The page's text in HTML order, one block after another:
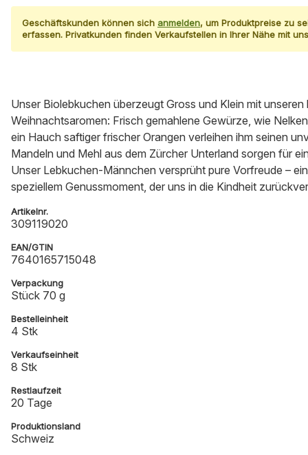
Geschäftskunden können sich anmelden, um Produktpreise zu
erfassen. Privatkunden finden Verkaufstellen in Ihrer Nähe mit
Unser Biolebkuchen überzeugt Gross und Klein mit unseren
Weihnachtsaromen: Frisch gemahlene Gewürze, wie
ein Hauch saftiger frischer Orangen verleihen ihm seinen
Mandeln und Mehl aus dem Zürcher Unterland sorgen für
Unser Lebkuchen-Männchen versprüht pure Vorfreude –
speziellem Genussmoment, der uns in die Kindheit
Artikelnr.
309119020
EAN/GTIN
7640165715048
Verpackung
Stück 70 g
Bestelleinheit
4 Stk
Verkaufseinheit
8 Stk
Restlaufzeit
20 Tage
Produktionsland
Schweiz